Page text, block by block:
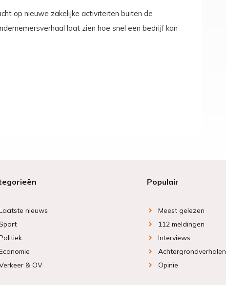
op nieuwe zakelijke activiteiten buiten de
laat zien hoe snel een bedrijf kan
nieuws
& OV
Populair
Meest gelezen
112 meldingen
Interviews
Achtergrondverhalen
Opinie